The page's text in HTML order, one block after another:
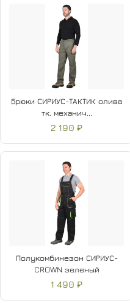
Брюки СИРИУС-ТАКТИК олива
тк. механич...
2 190 ₽
Полукомбинезон СИРИУС-
CROWN зеленый
1 490 ₽